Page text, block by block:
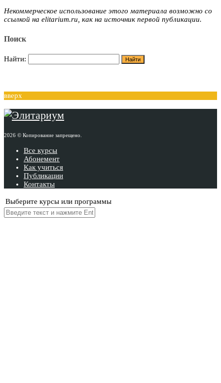
Некоммерческое использование этого материала возможно со
ссылкой на elitarium.ru, как на источник первой публикации.
Поиск
Найти:
вверх
2026 © Копирование запрещено.
Все курсы
Абонемент
Как учиться
Публикации
Контакты
Выберите курсы или программы